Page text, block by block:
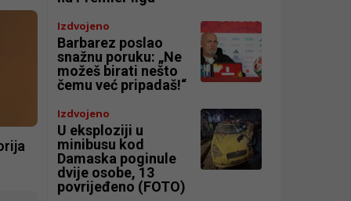
Izdvojeno
Barbarez poslao
snažnu poruku: „Ne
možeš birati nešto
čemu već pripadaš!“
Izdvojeno
U eksploziji u
minibusu kod
Damaska poginule
dvije osobe, 13
povrijeđeno (FOTO)